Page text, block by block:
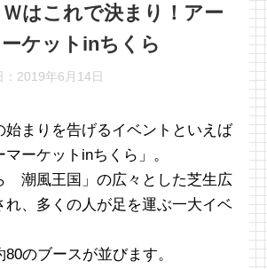
はこれで決まり！アー
ケットinちくら
2019年6月14日
始まりを告げるイベントといえば
マーケットinちくら」。
潮風王国」の広々とした芝生広
れ、多くの人が足を運ぶ一大イベ
のブースが並びます。